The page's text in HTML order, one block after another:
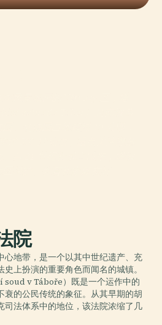
院
心地带，是一个以其中世纪遗产、充
上扮演的重要角色而闻名的城镇。
soud v Táboře）既是一个运作中的
衰的公民传统的象征。从其早期的胡
司法体系中的地位，该法院浓缩了几